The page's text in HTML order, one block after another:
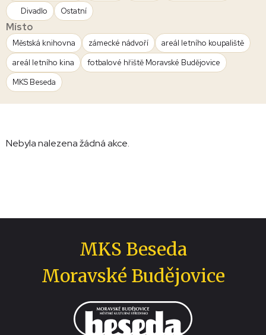
Divadlo
Ostatní
Místo
Městská knihovna zámecké nádvoří
areál letního koupaliště
areál letního kina
fotbalové hřiště Moravské Budějovice
MKS Beseda
Nebyla nalezena žádná akce.
MKS Beseda
Moravské Budějovice